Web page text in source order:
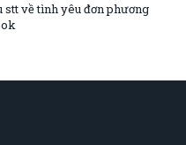
stt về tình yêu đơn phương